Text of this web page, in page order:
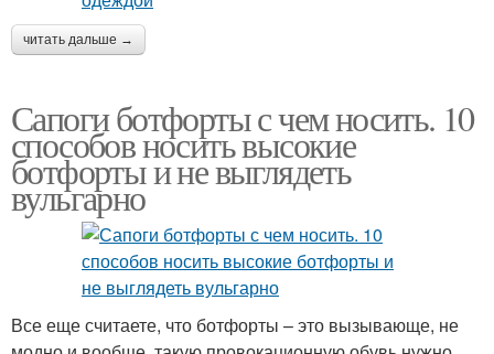
читать дальше →
Сапоги ботфорты с чем носить. 10
способов носить высокие
ботфорты и не выглядеть
вульгарно
Все еще считаете, что ботфорты – это вызывающе, не